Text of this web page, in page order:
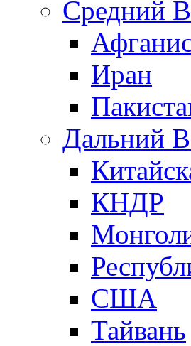
Средний
Иран
Дальний
КНДР
США
Тайвань